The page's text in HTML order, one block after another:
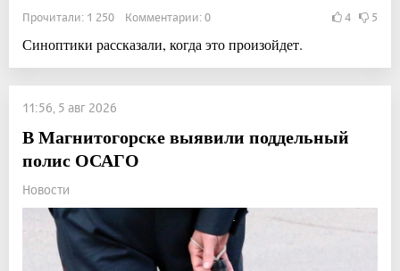
Прочитали: 1 250 Комментарии: 0 4 5
Синоптики рассказали, когда это произойдет.
11:56, 5 авг 2026
В Магнитогорске выявили поддельный
полис ОСАГО
Новости